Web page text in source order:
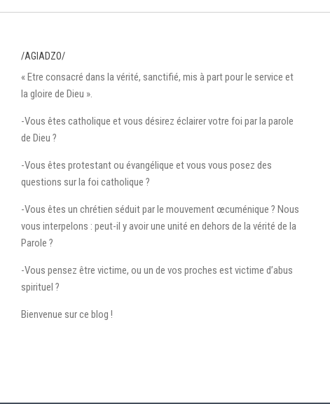
/AGIADZO/
« Etre consacré dans la vérité, sanctifié, mis à part pour le service et
la gloire de Dieu ».
-Vous êtes catholique et vous désirez éclairer votre foi par la parole
de Dieu ?
-Vous êtes protestant ou évangélique et vous vous posez des
questions sur la foi catholique ?
-Vous êtes un chrétien séduit par le mouvement œcuménique ? Nous
vous interpelons : peut-il y avoir une unité en dehors de la vérité de la
Parole ?
-Vous pensez être victime, ou un de vos proches est victime d’abus
spirituel ?
Bienvenue sur ce blog !